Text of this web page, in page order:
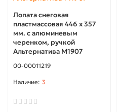
Лопата снеговая
пластмассовая 446 х 357
мм. с алюминевым
черенком, ручкой
Альтернатива М1907
00-00011219
3